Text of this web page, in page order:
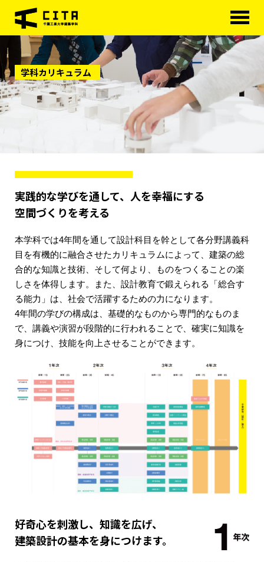
HOME
学べる分野
大学院
アクセス
学科カリキュラム
実践的な学びを通して、人を幸福にする
空間づくりを考える
本学科では4年間を通して設計科目を幹として各分野講義科
目を有機的に融合させたカリキュラムによって、建築の総
合的な知識と技術、そして何より、ものをつくることの楽
しさを体得します。また、設計教育で鍛えられる「総合す
る能力」は、社会で活躍するための力になります。
4年間の学びの構成は、基礎的なものから専門的なものま
で、講義や演習が段階的に行われることで、確実に知識を
身につけ、技能を向上させることができます。
好奇心を刺激し、知識を広げ、
建築設計の基本を身につけます。